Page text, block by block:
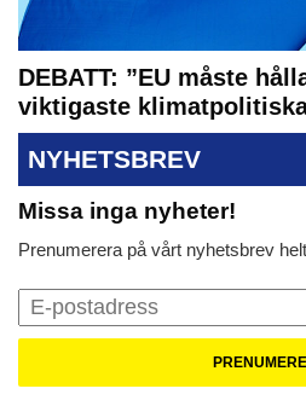
DEBATT: ”EU måste
viktigaste
NYHETSBREV
Missa inga nyheter!
Prenumerera på vårt nyhetsbrev